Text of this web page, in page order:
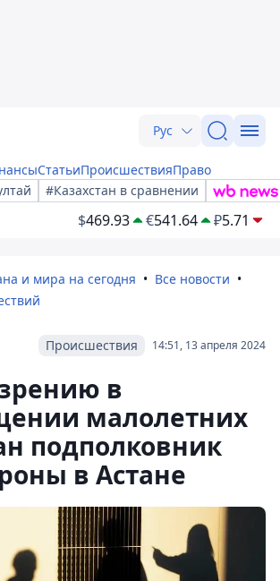
Рус
СтатьиПроисшествияПраво
#Казахстан в сравнении
$469.93 €541.64 ₽5.71
и мира на сегодня
Все новости
14:51, 13 апреля 2024
Происшествия
в
малолетних
подполковник
в Астане